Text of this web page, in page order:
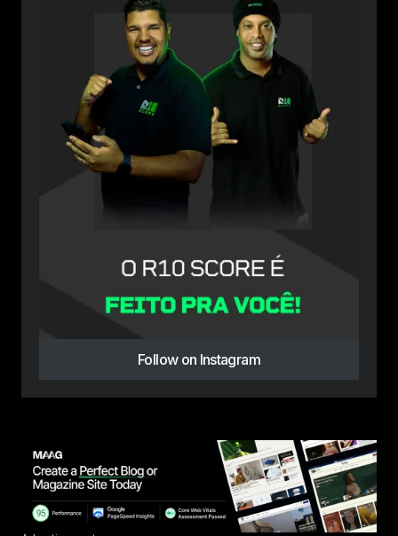
Follow on Instagram